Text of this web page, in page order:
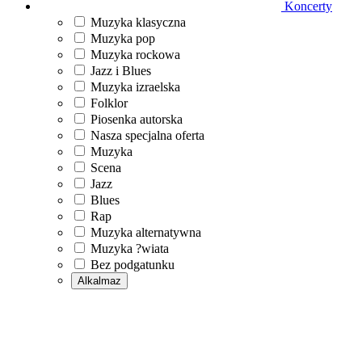
Koncerty
Muzyka klasyczna
Muzyka pop
Muzyka rockowa
Jazz i Blues
Muzyka izraelska
Folklor
Piosenka autorska
Nasza specjalna oferta
Muzyka
Scena
Jazz
Blues
Rap
Muzyka alternatywna
Muzyka ?wiata
Bez podgatunku
Alkalmaz